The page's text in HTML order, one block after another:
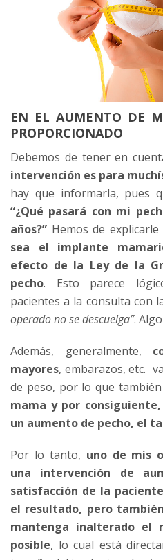
EN EL AUMENTO DE
PROPORCIONADO
Debemos de tener en
intervención es para
hay que informarla, pues
“¿Qué pasará con mi
años?” Hemos de explicarle
sea el implante
efecto de la Ley de la
pecho. Esto parece
pacientes a la consulta con
operado no se descuelga”.
Además, generalmente,
mayores, embarazos, etc.
de peso, por lo que también
mama y por
un aumento de pecho, el
Por lo tanto, uno de mis
una intervención de
satisfacción de la
el resultado, pero
mantenga inalterado el
posible, lo cual está